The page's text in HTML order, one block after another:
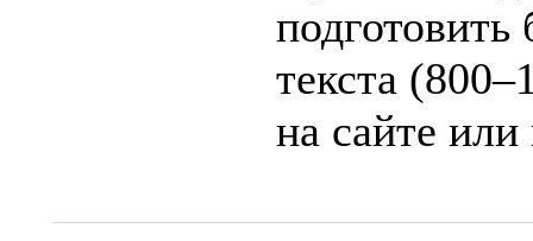
текста
на сайте